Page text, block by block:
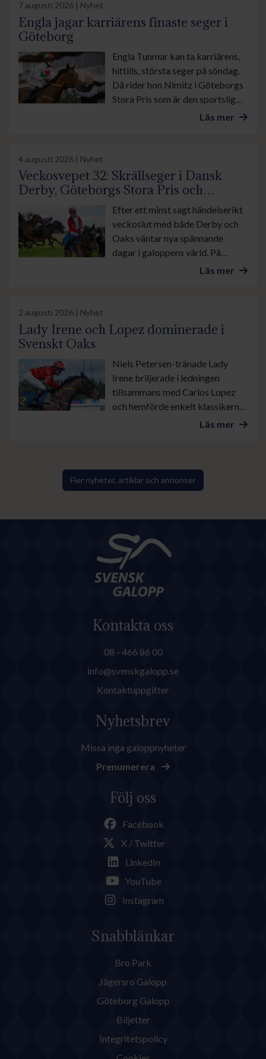
7 augusti 2026 | Nyhet
Engla jagar karriärens finaste seger i
Göteborg
Engla Tunmar kan ta karriärens,
hittills, största seger på söndag.
Då rider hon Nimitz i Göteborgs
Stora Pris som är den sportsliga
höjdpunkten under banans stora
Läs mer
4 augusti 2026 | Nyhet
Veckosvepet 32: Skrällseger i Dansk
Derby, Göteborgs Stora Pris och
suverän insats av Lamborghini BF
Efter ett minst sagt händelserikt
veckoslut med både Derby och
Oaks väntar nya spännande
dagar i galoppens värld. På
onsdag är det lunchgalopp på
Ålborg. Sedan avslutas veckan
med årets stora familjedag på
annat Göteborgs Stora Pris.
Läs mer
2 augusti 2026 | Nyhet
Lady Irene och Lopez dominerade i
Svenskt Oaks
Niels Petersen-tränade Lady
Irene briljerade i ledningen
tillsammans med Carlos Lopez
och hemförde enkelt klassikern
Svenskt Oaks, stonas eget Derby
Madeleine Smith i sadeln
motståndarna bakom sig genom
Läs mer
Fler nyheter, artiklar och annonser
Kontakta oss
08 - 466 86 00
info@svenskgalopp.se
Kontaktuppgifter
Nyhetsbrev
Missa inga galoppnyheter
Prenumerera
Följ oss
Facebook
X / Twitter
LinkedIn
YouTube
Instagram
Snabblänkar
Bro Park
Jägersro Galopp
Göteborg Galopp
Biljetter
Integritetspolicy